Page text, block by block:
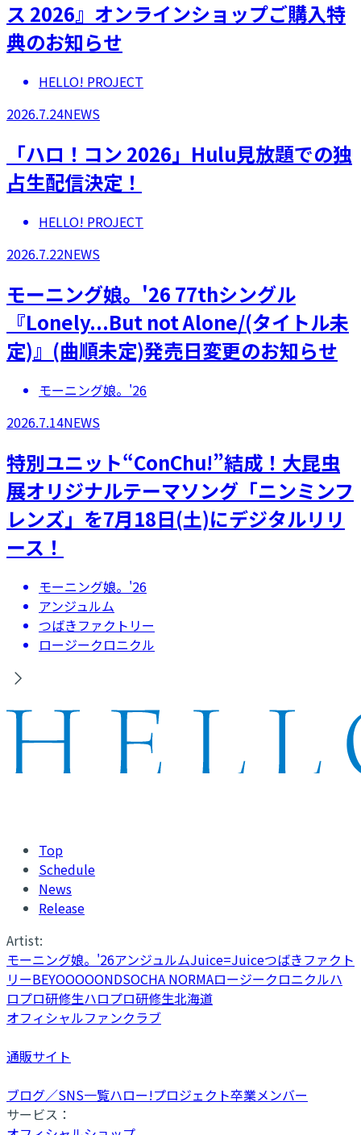
ス 2026』オンラインショップご購入特
典のお知らせ
HELLO! PROJECT
2026.7.24NEWS
「ハロ！コン 2026」Hulu見放題での独
占生配信決定！
HELLO! PROJECT
2026.7.22NEWS
モーニング娘。'26 77thシングル
『Lonely...But not Alone/(タイトル未
定)』(曲順未定)発売日変更のお知らせ
モーニング娘。'26
2026.7.14NEWS
特別ユニット“ConChu!”結成！大昆虫
展オリジナルテーマソング「ニンミンフ
レンズ」を7月18日(土)にデジタルリリ
ース！
モーニング娘。'26
アンジュルム
つばきファクトリー
ロージークロニクル
Top
Schedule
News
Release
Artist:
モーニング娘。'26アンジュルムJuice=Juiceつばきファクト
リーBEYOOOOONDSOCHA NORMAロージークロニクルハ
ロプロ研修生ハロプロ研修生北海道
オフィシャルファンクラブ
通販サイト
ブログ／SNS一覧ハロー!プロジェクト卒業メンバー
サービス：